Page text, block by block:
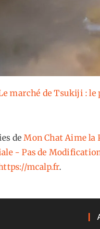
marché de Tsukiji : le
deMon Chat Aime la
- Pas de
mcalp.fr.